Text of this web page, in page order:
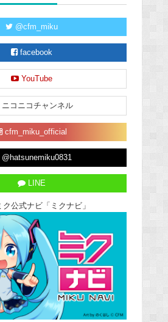
@cfm_miku
facebook
YouTube
ニコニコチャンネル
cfm_miku_official
@hatsunemiku0831
LINE
公式ナビ「ミクナビ」